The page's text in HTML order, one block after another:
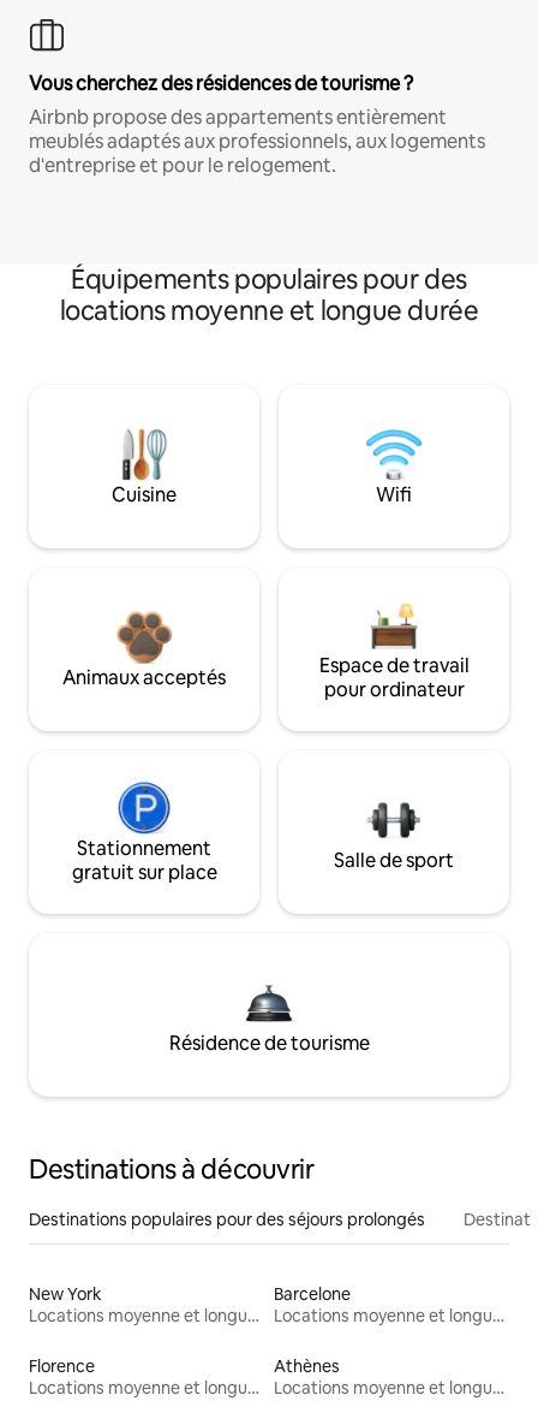
Vous cherchez des résidences de tourisme ?
Airbnb propose des appartements entièrement
meublés adaptés aux professionnels, aux logements
d'entreprise et pour le relogement.
Équipements populaires pour des
locations moyenne et longue durée
Cuisine Wifi
Animaux acceptés
Espace de travail
pour ordinateur
Stationnement
gratuit sur place
Salle de sport
Résidence de tourisme
Destinations à découvrir
Destinations populaires pour des séjours prolongés
New York
Locations moyenne et longue durée
Barcelone
Locations moyenne et longue durée
Florence
Locations moyenne et longue durée
Athènes
Locations moyenne et longue durée